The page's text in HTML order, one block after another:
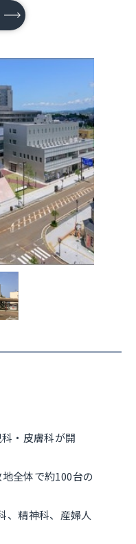
・皮膚科が開
全体で約100台の
、精神科、産婦人